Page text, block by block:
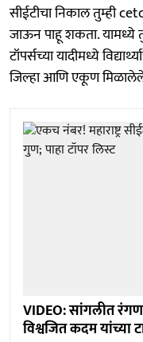
सीईटीचा निकाल तुम्ही
जाऊन पाहू शकता. यामध्ये
टॉपर्सच्या यादीमध्ये
जिल्हा आणि एकूण
VIDEO: सांगलीत
विश्वजित कदम यांच्या